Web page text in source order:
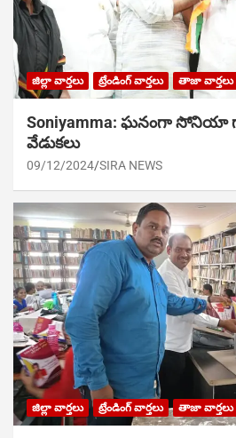
జిల్లా వార్తలు ట్రేండింగ్ వార్తలు తాజా వార్తలు
Soniyamma: ఘ‌నంగా సోనియా
వేడుక‌లు
09/12/2024 SIRA NEWS
జిల్లా వార్తలు ట్రేండింగ్ వార్తలు తాజా వార్తలు